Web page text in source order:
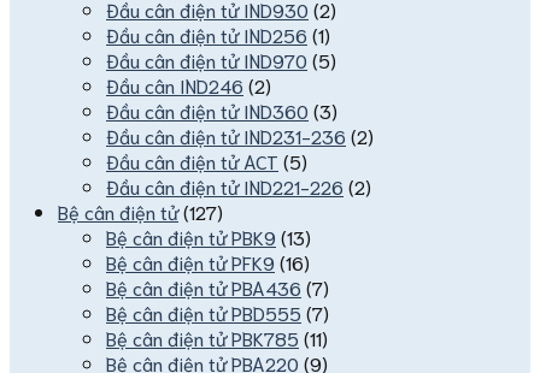
Đầu cân điện tử IND930 (2)
Đầu cân điện tử IND256 (1)
Đầu cân điện tử IND970 (5)
Đầu cân IND246 (2)
Đầu cân điện tử IND360 (3)
Đầu cân điện tử IND231-236 (2)
Đầu cân điện tử ACT (5)
Đầu cân điện tử IND221-226 (2)
Bệ cân điện tử(127)
Bệ cân điện tử PBK9 (13)
Bệ cân điện tử PFK9 (16)
Bệ cân điện tử PBA436 (7)
Bệ cân điện tử PBD555 (7)
Bệ cân điện tử PBK785 (11)
Bệ cân điện tử PBA220 (9)